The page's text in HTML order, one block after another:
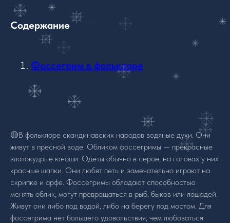
Содержание
Фоссегрим в фольклоре
🟡В фольклоре скандинавских народов водяные духи. Они
живут в пресной воде. Обликом фоссегримы — прекрасные
златокудрые юноши. Одеты обычно в серое, на головах у них
красные шапки. Они любят петь и замечательно играют на
скрипке и арфе. Фоссегримы обладают способностью
менять облик, могут превращаться в рыб, быков или лошадей.
Живут они либо под водой, либо на берегу под мостом. Для
фоссегрима нет большего удовольствия, чем любоваться